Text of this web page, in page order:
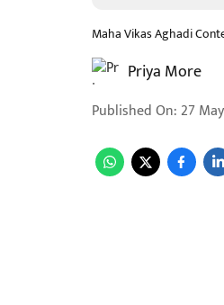
Maha Vikas Aghadi
Priya More
Published On: 27